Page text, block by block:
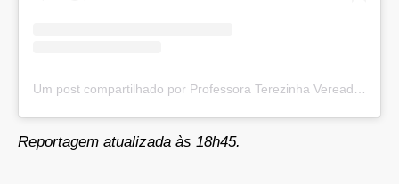
Reportagem atualizada às 18h45.